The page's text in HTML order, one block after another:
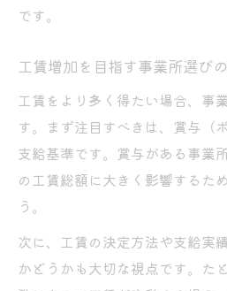
です。
工賃増加を目指す事業所選び
工賃をより多く得たい場合、事
す。まず注目すべきは、賞与（
支給基準です。賞与がある事業
の工賃総額に大きく影響するた
う。
次に、工賃の決定方法や支給実
かどうかも大切な視点です。た